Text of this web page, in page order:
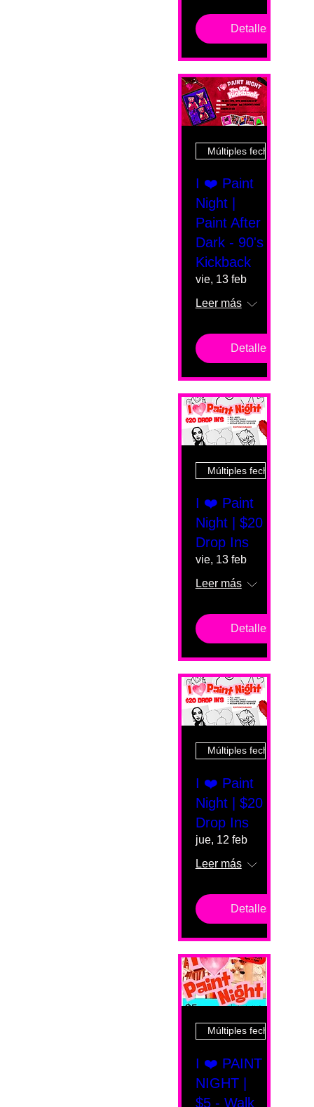
Detalles
Múltiples fechas
I ❤️ Paint
Night |
Paint After
Dark - 90's
Kickback
vie, 13 feb
Leer más
Detalles
Múltiples fechas
I ❤️ Paint
Night | $20
Drop Ins
vie, 13 feb
Leer más
Detalles
Múltiples fechas
I ❤️ Paint
Night | $20
Drop Ins
jue, 12 feb
Leer más
Detalles
Múltiples fechas
I ❤️ PAINT
NIGHT |
$5 - Walk